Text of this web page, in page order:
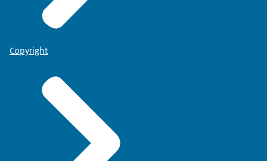
Copyright